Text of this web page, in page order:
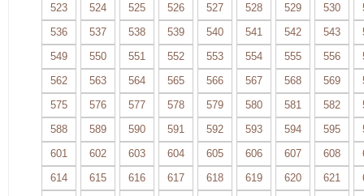
523
524 525 526 527 528 529 530
536
537 538 539 540 541 542 543
549
550 551 552 553 554 555 556
562
563 564 565 566 567 568 569
575
576 577 578 579 580 581 582
588
589 590 591 592 593 594 595
601
602 603 604 605 606 607 608
614
615 616 617 618 619 620 621